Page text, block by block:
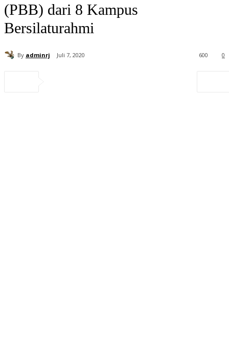
(PBB) dari 8 Kampus
Bersilaturahmi
By adminrj Juli 7, 2020 0
600